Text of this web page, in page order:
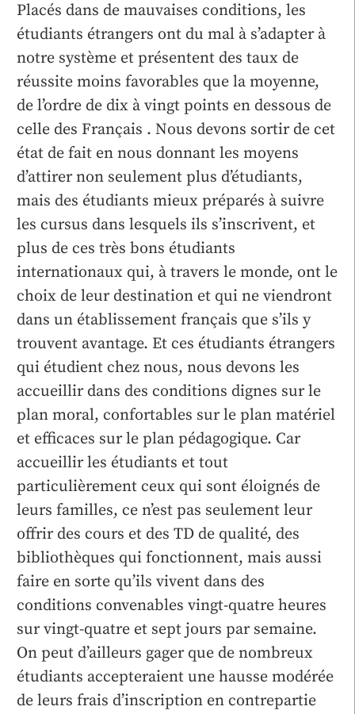
Placés dans de mauvaises conditions, les
étudiants étrangers ont du mal à s’adapter à
notre système et présentent des taux de
réussite moins favorables que la moyenne,
de l’ordre de dix à vingt points en dessous de
celle des Français . Nous devons sortir de cet
état de fait en nous donnant les moyens
d’attirer non seulement plus d’étudiants,
mais des étudiants mieux préparés à suivre
les cursus dans lesquels ils s’inscrivent, et
plus de ces très bons étudiants
internationaux qui, à travers le monde, ont le
choix de leur destination et qui ne viendront
dans un établissement français que s’ils y
trouvent avantage. Et ces étudiants étrangers
qui étudient chez nous, nous devons les
accueillir dans des conditions dignes sur le
plan moral, confortables sur le plan matériel
et efficaces sur le plan pédagogique. Car
accueillir les étudiants et tout
particulièrement ceux qui sont éloignés de
leurs familles, ce n’est pas seulement leur
offrir des cours et des TD de qualité, des
bibliothèques qui fonctionnent, mais aussi
faire en sorte qu’ils vivent dans des
conditions convenables vingt-quatre heures
sur vingt-quatre et sept jours par semaine.
On peut d’ailleurs gager que de nombreux
étudiants accepteraient une hausse modérée
de leurs frais d’inscription en contrepartie